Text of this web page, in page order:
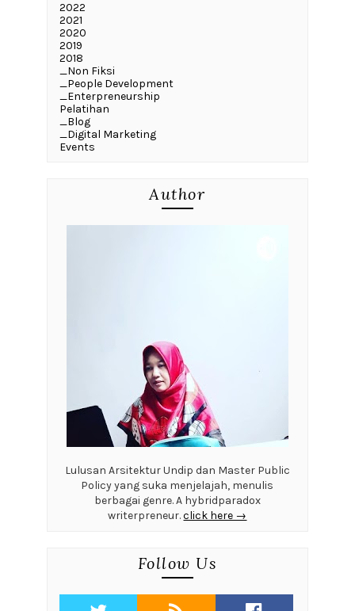
2022
2021
2020
2019
2018
_Non Fiksi
_People Development
_Enterpreneurship
Pelatihan
_Blog
_Digital Marketing
Events
Author
Lulusan Arsitektur Undip dan Master Public
Policy yang suka menjelajah, menulis
berbagai genre. A hybridparadox
writerpreneur.click here →
Follow Us